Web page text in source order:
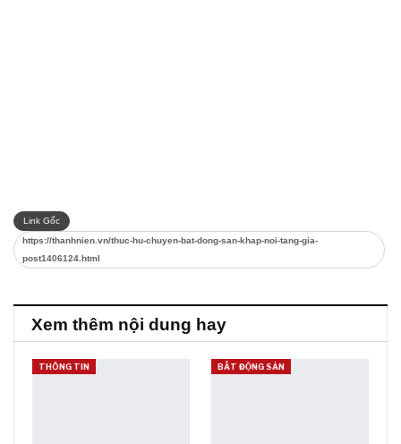
Link Gốc
https://thanhnien.vn/thuc-hu-chuyen-bat-dong-san-khap-noi-tang-gia-
post1406124.html
Xem thêm nội dung hay
THÔNG TIN BẤT ĐỘNG SẢN